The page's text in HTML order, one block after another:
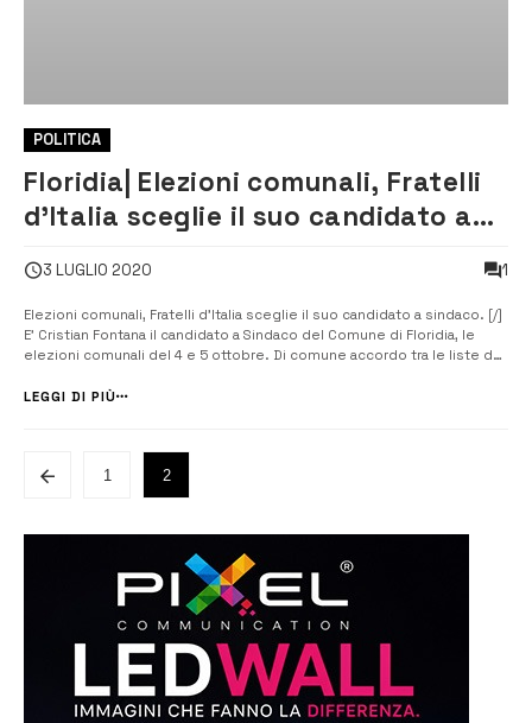
POLITICA
Floridia| Elezioni comunali, Fratelli
d’Italia sceglie il suo candidato a
3 LUGLIO 2020 1
Elezioni comunali, Fratelli d’Italia sceglie il suo candidato a sindaco. [/]
E’ Cristian Fontana il candidato a Sindaco del Comune di Floridia, le
elezioni comunali del 4 e 5 ottobre. Di comune accordo tra le liste del
appresta ad affrontare questa tornata elettorale a primo [&...
LEGGI DI PIÙ
1 2